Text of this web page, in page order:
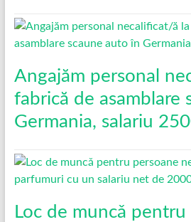
Angajăm personal
fabrică de asamblare
Germania, salariu
Loc de muncǎ pentru